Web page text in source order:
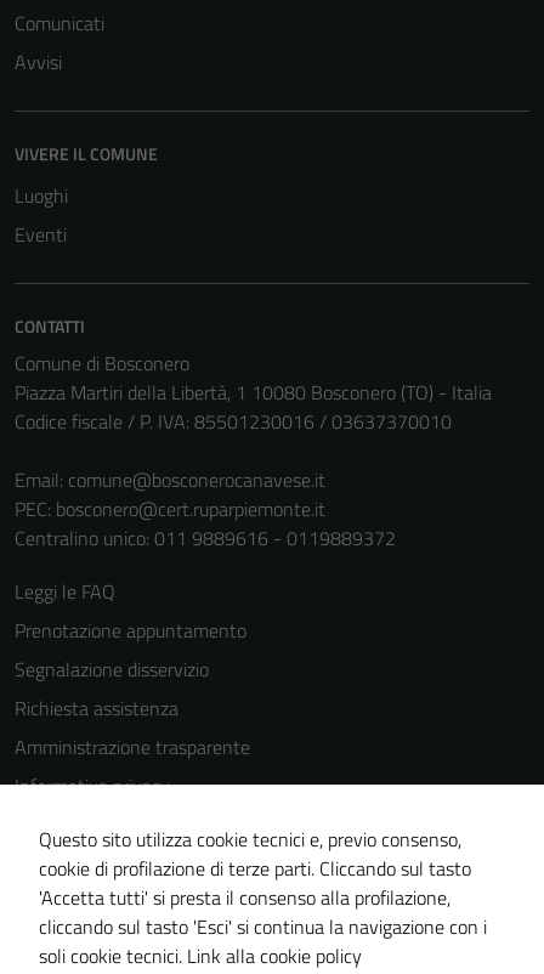
Comunicati
Avvisi
VIVERE IL COMUNE
Luoghi
Eventi
CONTATTI
Comune di Bosconero
Piazza Martiri della Libertà, 1 10080 Bosconero (TO) - Italia
Codice fiscale / P. IVA: 85501230016 / 03637370010
Email: comune@bosconerocanavese.it
PEC: bosconero@cert.ruparpiemonte.it
Centralino unico: 011 9889616 - 0119889372
Leggi le FAQ
Prenotazione appuntamento
Segnalazione disservizio
Richiesta assistenza
Amministrazione trasparente
Informativa privacy
Cookie Policy
Note legali
Dichiarazione di accessibilità
Piano di miglioramento del sito
Questo sito utilizza cookie tecnici e, previo consenso,
cookie di profilazione di terze parti. Cliccando sul tasto
'Accetta tutti' si presta il consenso alla profilazione,
cliccando sul tasto 'Esci' si continua la navigazione con i
soli cookie tecnici. Link alla cookie policy
personali.